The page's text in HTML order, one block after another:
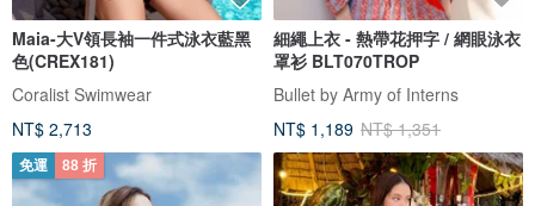
Maia-大V領長袖一件式泳衣藍黑
色(CREX181)
Coralist Swimwear
NT$ 2,713
細繩上衣 - 熱帶花押字 / 網眼泳衣
罩衫 BLT070TROP
Bullet by Army of Interns
NT$ 1,189 NT$ 1,351
免運 88 折